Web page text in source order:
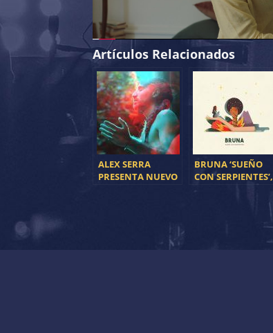
Artículos Relacionados
ALEX SERRA
PRESENTA NUEVO
BRUNA ‘SUEÑO
CON SERPIENTES’,
SU NUEVO SINGLE